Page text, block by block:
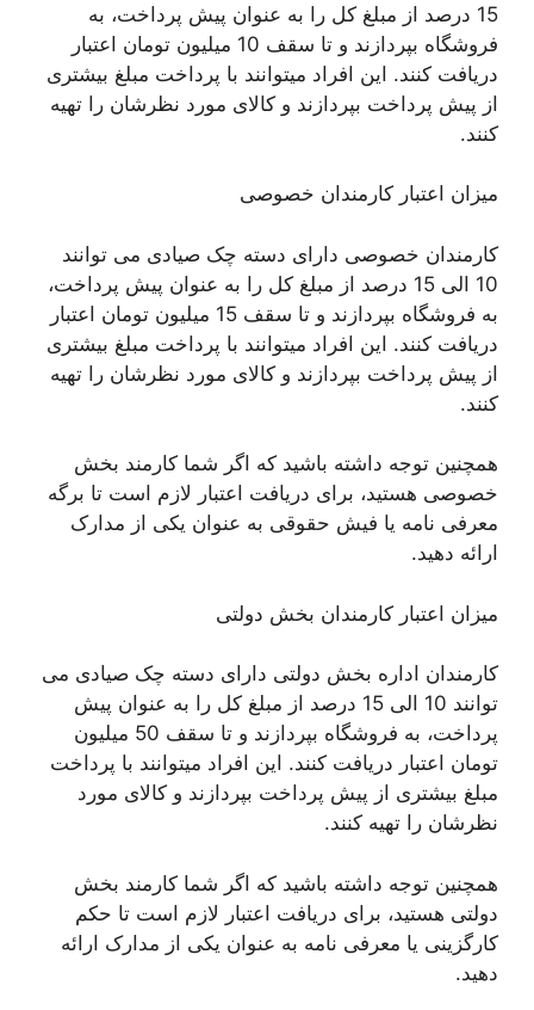
15 درصد از مبلغ کل را به عنوان پیش پرداخت، به
فروشگاه بپردازند و تا سقف 10 میلیون تومان اعتبار
دریافت کنند. این افراد میتوانند با پرداخت مبلغ بیشتری
از پیش پرداخت بپردازند و کالای مورد نظرشان را تهیه
کنند.
میزان اعتبار کارمندان خصوصی
کارمندان خصوصی دارای دسته چک صیادی می توانند
10 الی 15 درصد از مبلغ کل را به عنوان پیش پرداخت،
به فروشگاه بپردازند و تا سقف 15 میلیون تومان اعتبار
دریافت کنند. این افراد میتوانند با پرداخت مبلغ بیشتری
از پیش پرداخت بپردازند و کالای مورد نظرشان را تهیه
کنند.
همچنین توجه داشته باشید که اگر شما کارمند بخش
خصوصی هستید، برای دریافت اعتبار لازم است تا برگه
معرفی نامه یا فیش حقوقی به عنوان یکی از مدارک
ارائه دهید.
میزان اعتبار کارمندان بخش دولتی
کارمندان اداره بخش دولتی دارای دسته چک صیادی می
توانند 10 الی 15 درصد از مبلغ کل را به عنوان پیش
پرداخت، به فروشگاه بپردازند و تا سقف 50 میلیون
تومان اعتبار دریافت کنند. این افراد میتوانند با پرداخت
مبلغ بیشتری از پیش پرداخت بپردازند و کالای مورد
نظرشان را تهیه کنند.
همچنین توجه داشته باشید که اگر شما کارمند بخش
دولتی هستید، برای دریافت اعتبار لازم است تا حکم
کارگزینی یا معرفی نامه به عنوان یکی از مدارک ارائه
دهید.